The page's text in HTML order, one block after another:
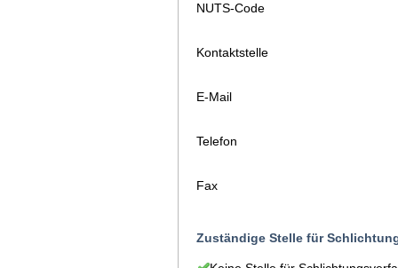
NUTS-Code
Kontaktstelle
E-Mail
Telefon
Fax
Zuständige Stelle für